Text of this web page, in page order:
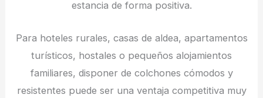
estancia de forma positiva.
Para hoteles rurales, casas de aldea, apartamentos
turísticos, hostales o pequeños alojamientos
familiares, disponer de colchones cómodos y
resistentes puede ser una ventaja competitiva muy